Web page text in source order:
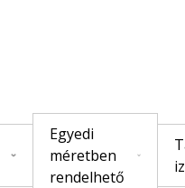
Egyedi
méretben
rendelhető